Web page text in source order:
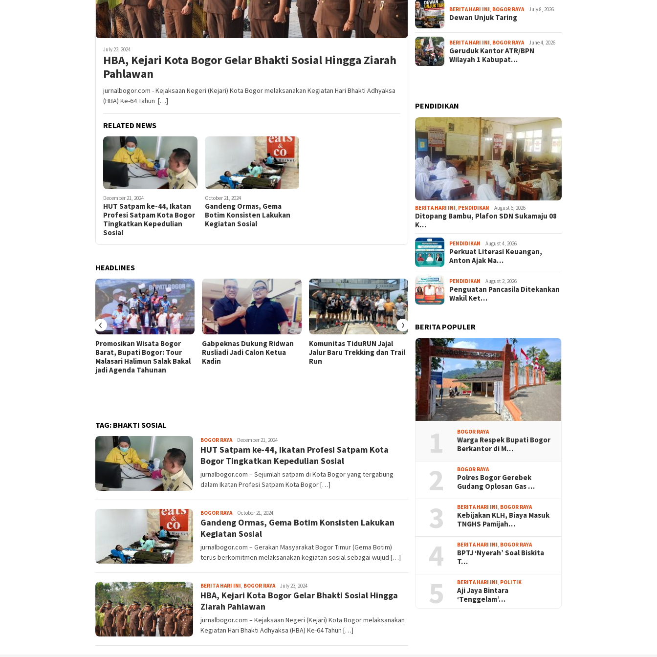
July 23, 2024
HBA, Kejari Kota Bogor Gelar Bhakti Sosial Hingga Ziarah
Pahlawan
jurnalbogor.com - Kejaksaan Negeri (Kejari) Kota Bogor melaksanakan Kegiatan Hari Bhakti Adhyaksa
(HBA) Ke-64 Tahun […]
RELATED NEWS
December 21, 2024
HUT Satpam ke-44, Ikatan
Profesi Satpam Kota Bogor
Tingkatkan Kepedulian
Sosial
October 21, 2024
Gandeng Ormas, Gema
Botim Konsisten Lakukan
Kegiatan Sosial
HEADLINES
Promosikan Wisata Bogor
Barat, Bupati Bogor: Tour
Malasari Halimun Salak Bakal
jadi Agenda Tahunan
Gabpeknas Dukung Ridwan
Rusliadi Jadi Calon Ketua
Kadin
Komunitas TiduRUN Jajal
Jalur Baru Trekking dan Trail
Run
DPC Partai Demokrat
Kabupaten Bogor Gelar
Lomba Pidato “AHY Muda”,
Dorong Generasi Muda
Berani Bersuara dan Merawat
Demokrasi
Lomba Rakyat Demokrat
Kabupaten Bogor Hadirkan
Kompetisi Lintas Generasi,
Uji Kekompakan dan Strategi
Tim
‹ ›
TAG: BHAKTI SOSIAL
BOGOR RAYASayyev
December 21, 2024
HUT Satpam ke-44, Ikatan Profesi Satpam Kota
Bogor Tingkatkan Kepedulian Sosial
jurnalbogor.com – Sejumlah satpam di Kota Bogor yang tergabung
dalam Ikatan Profesi Satpam Kota Bogor […]
BOGOR RAYASayyev
October 21, 2024
Gandeng Ormas, Gema Botim Konsisten Lakukan
Kegiatan Sosial
jurnalbogor.com – Gerakan Masyarakat Bogor Timur (Gema Botim)
terus berkomitmen melaksanakan kegiatan sosial sebagai wujud […]
BERITA HARI INI, BOGOR RAYAFredy
Kristianto
July 23, 2024
HBA, Kejari Kota Bogor Gelar Bhakti Sosial Hingga
Ziarah Pahlawan
jurnalbogor.com – Kejaksaan Negeri (Kejari) Kota Bogor melaksanakan
Kegiatan Hari Bhakti Adhyaksa (HBA) Ke-64 Tahun […]
BERITA HARI INI BOGOR RAYA July 8, 2026
Dewan Unjuk Taring
BERITA HARI INI BOGOR RAYA June 4, 2026
Geruduk Kantor ATR/BPN
Wilayah 1 Kabupat…
PENDIDIKAN
BERITA HARI INI PENDIDIKAN August 6, 2026
Ditopang Bambu, Plafon SDN Sukamaju 08
K…
PENDIDIKAN August 4, 2026
Perkuat Literasi Keuangan,
Anton Ajak Ma…
PENDIDIKAN August 2, 2026
Penguatan Pancasila Ditekankan
Wakil Ket…
BERITA POPULER
1 BOGOR RAYA
Warga Respek Bupati Bogor
Berkantor di M…
2 BOGOR RAYA
Polres Bogor Gerebek
Gudang Oplosan Gas …
3 BERITA HARI INI, BOGOR RAYA
Kebijakan KLH, Biaya Masuk
TNGHS Pamijah…
4 BERITA HARI INI, BOGOR RAYA
BPTJ ‘Nyerah’ Soal Biskita
T…
5 BERITA HARI INI, POLITIK
Aji Jaya Bintara
‘Tenggelam’…